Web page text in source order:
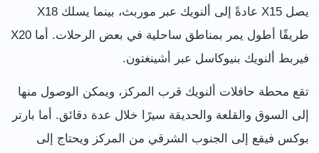
يصل X15 عادةً إلى ألنويك عبر موربث، بينما يسلك X18
طريقًا أطول يمر بمناطق ساحلية في بعض الرحلات. أما X20
فيربط ألنويك بنيوكاسل عبر أشينغتون.
تقع محطة حافلات ألنويك قرب المركز، ويمكن الوصول منها
إلى السوق والقلعة والحديقة سيرًا خلال عدة دقائق. أما بارتر
بوكس فيقع إلى الجنوب الشرقي من المركز ويحتاج إلى